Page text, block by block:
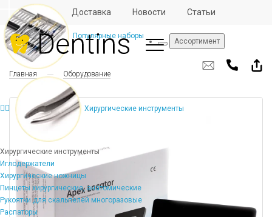
Отзывы Доставка Новости Статьи
Ассортимент
Популярные наборы
Хирургические инструменты
Хирургические инструменты
Иглодержатели
Хирургические ножницы
Пинцеты хирургические, анатомические
Рукоятки для скальпелей многоразовые
Распаторы
Главная Оборудование